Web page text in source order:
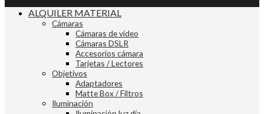
ALQUILER MATERIAL
Cámaras
Cámaras de vídeo
Cámaras DSLR
Accesorios cámara
Tarjetas / Lectores
Objetivos
Adaptadores
Matte Box / Filtros
Iluminación